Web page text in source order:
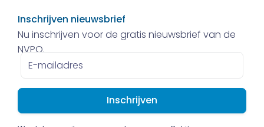
Inschrijven nieuwsbrief
Nu inschrijven voor de gratis nieuwsbrief van de
NVPO.
E-
mailadres